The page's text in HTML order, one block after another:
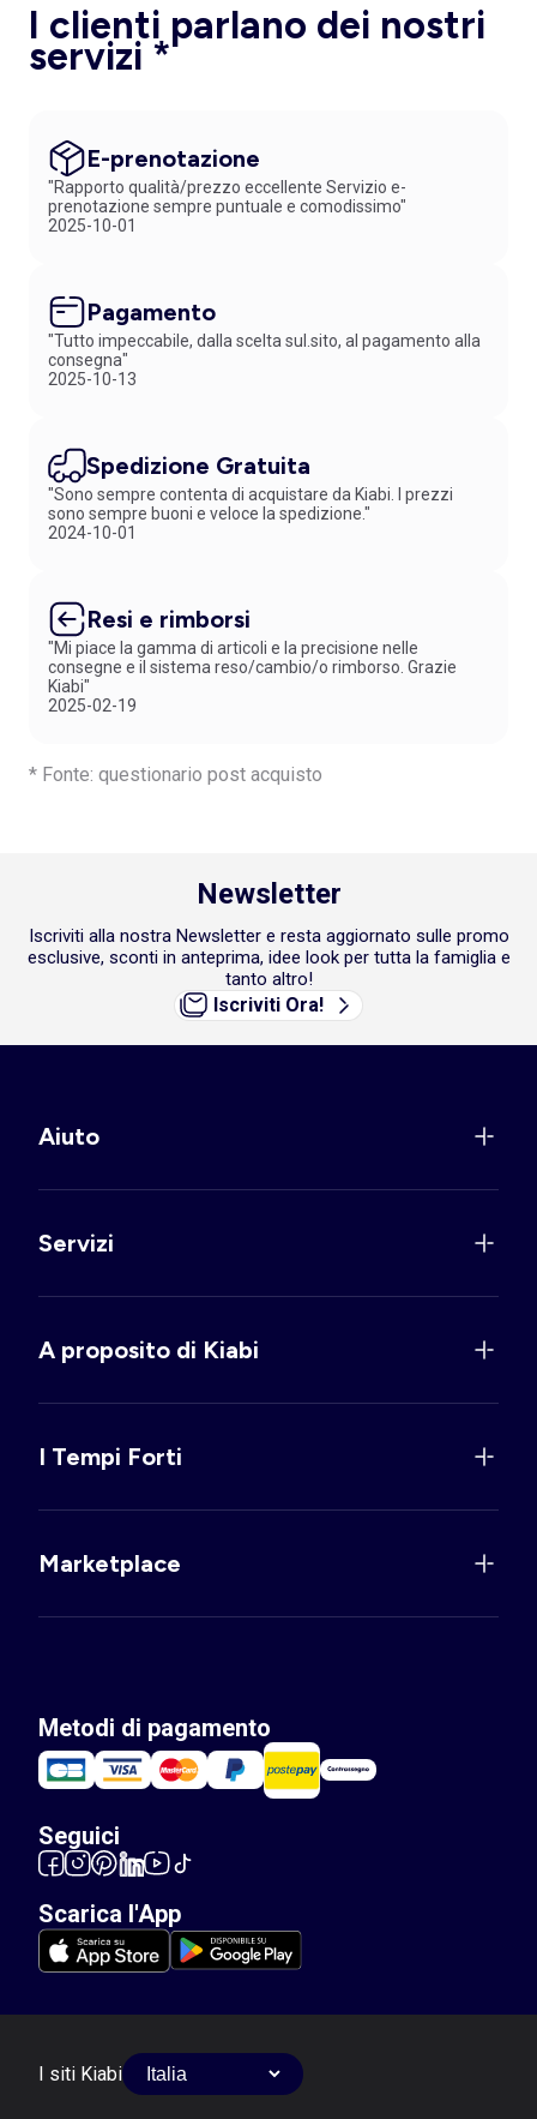
I clienti parlano dei nostri
servizi *
E-prenotazione
"Rapporto qualità/prezzo eccellente Servizio e-
prenotazione sempre puntuale e comodissimo"
2025-10-01
Pagamento
"Tutto impeccabile, dalla scelta sul.sito, al pagamento alla
consegna"
2025-10-13
Spedizione Gratuita
"Sono sempre contenta di acquistare da Kiabi. I prezzi
sono sempre buoni e veloce la spedizione."
2024-10-01
Resi e rimborsi
"Mi piace la gamma di articoli e la precisione nelle
consegne e il sistema reso/cambio/o rimborso. Grazie
Kiabi"
2025-02-19
* Fonte: questionario post acquisto
Newsletter
Iscriviti alla nostra Newsletter e resta aggiornato sulle promo
esclusive, sconti in anteprima, idee look per tutta la famiglia e
tanto altro!
Iscriviti Ora!
Aiuto
Servizi
A proposito di Kiabi
I Tempi Forti
Marketplace
Metodi di pagamento
Seguici
Scarica l'App
I siti Kiabi